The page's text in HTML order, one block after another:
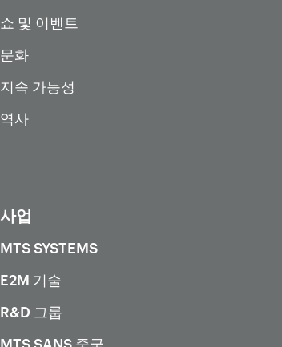
쇼 및 이벤트
문화
지속 가능성
역사
사업
MTS SYSTEMS
E2M 기술
R&D 그룹